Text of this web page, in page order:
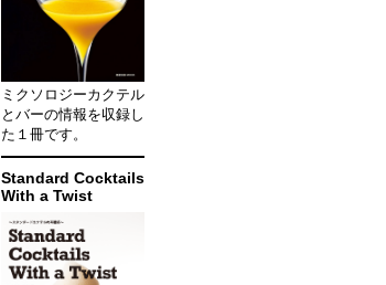
ミクソロジーカクテル
とバーの情報を収録し
た１冊です。
Standard Cocktails
With a Twist